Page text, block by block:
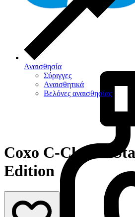
Αναισθησία
Σύριγγες
Αναισθητικά
Βελόνες αναισθησίας
Coxo C-Clear 2
Edition